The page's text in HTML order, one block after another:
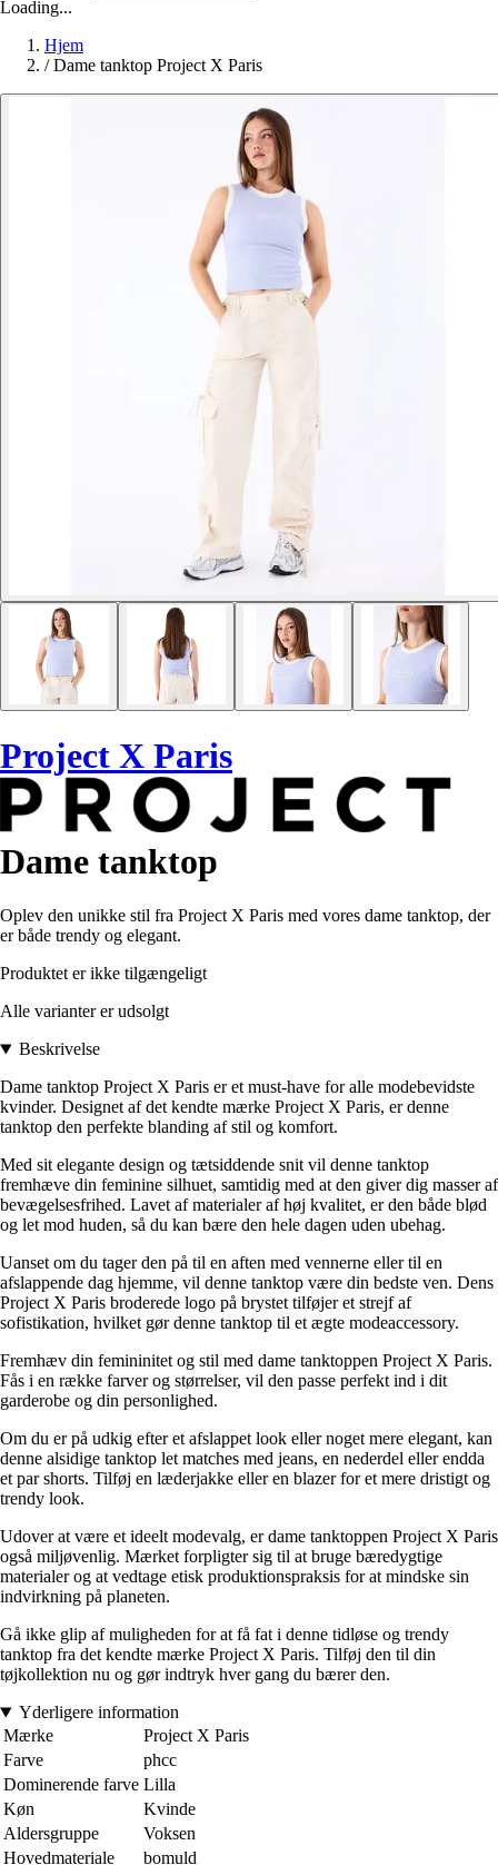
Loading...
Hjem
/ Dame tanktop Project X Paris
Project X Paris
Dame tanktop
Oplev den unikke stil fra Project X Paris med vores dame tanktop, der
er både trendy og elegant.
Produktet er ikke tilgængeligt
Alle varianter er udsolgt
Beskrivelse
Dame tanktop Project X Paris er et must-have for alle modebevidste
kvinder. Designet af det kendte mærke Project X Paris, er denne
tanktop den perfekte blanding af stil og komfort.
Med sit elegante design og tætsiddende snit vil denne tanktop
fremhæve din feminine silhuet, samtidig med at den giver dig masser af
bevægelsesfrihed. Lavet af materialer af høj kvalitet, er den både blød
og let mod huden, så du kan bære den hele dagen uden ubehag.
Uanset om du tager den på til en aften med vennerne eller til en
afslappende dag hjemme, vil denne tanktop være din bedste ven. Dens
Project X Paris broderede logo på brystet tilføjer et strejf af
sofistikation, hvilket gør denne tanktop til et ægte modeaccessory.
Fremhæv din femininitet og stil med dame tanktoppen Project X Paris.
Fås i en række farver og størrelser, vil den passe perfekt ind i dit
garderobe og din personlighed.
Om du er på udkig efter et afslappet look eller noget mere elegant, kan
denne alsidige tanktop let matches med jeans, en nederdel eller endda
et par shorts. Tilføj en læderjakke eller en blazer for et mere dristigt og
trendy look.
Udover at være et ideelt modevalg, er dame tanktoppen Project X Paris
også miljøvenlig. Mærket forpligter sig til at bruge bæredygtige
materialer og at vedtage etisk produktionspraksis for at mindske sin
indvirkning på planeten.
Gå ikke glip af muligheden for at få fat i denne tidløse og trendy
tanktop fra det kendte mærke Project X Paris. Tilføj den til din
tøjkollektion nu og gør indtryk hver gang du bærer den.
Yderligere information
Mærke
Project X Paris
Farve
phcc
Dominerende farve Lilla
Køn
Kvinde
Aldersgruppe
Voksen
Hovedmateriale
bomuld